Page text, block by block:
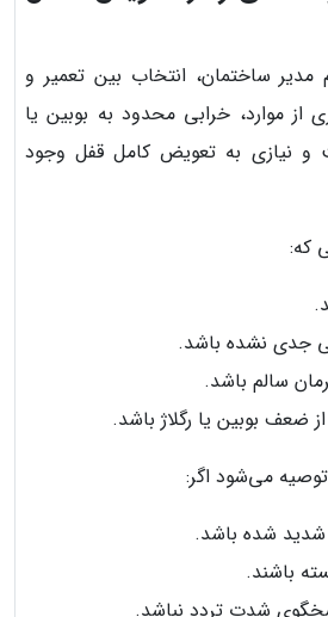
ساختمان، انتخاب بین تعمیر و
موارد، خرابی محدود به بوبین یا
و نیازی به تعویض کامل قفل وجود
که:
جدی نشده باشد.
سالم باشد.
ضعف بوبین یا رگلاژ باشد.
می‌شود اگر:
شدید شده باشد.
باشند.
شدت تردد نباشد.